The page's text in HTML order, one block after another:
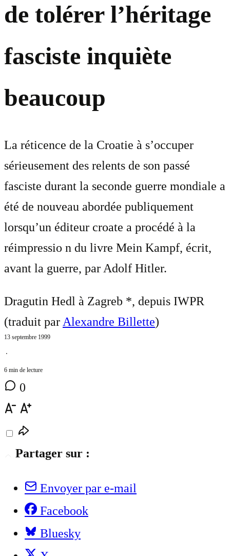
de tolérer l’héritage
fasciste inquiète
beaucoup
La réticence de la Croatie à s’occuper
sérieusement des relents de son passé
fasciste durant la seconde guerre mondiale a
été de nouveau abordée publiquement
lorsqu’un éditeur croate a procédé à la
réimpressio n du livre Mein Kampf, écrit,
avant la guerre, par Adolf Hitler.
Dragutin Hedl à Zagreb *, depuis IWPR
(traduit parAlexandre Billette)
13 septembre 1999
⋅
6 min de lecture
0
Partager sur :
Envoyer par e-mail
Facebook
Bluesky